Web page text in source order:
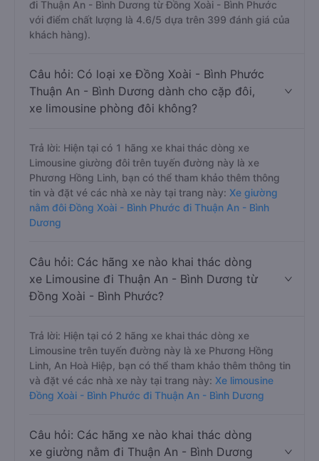
đi Thuận An - Bình Dương từ Đồng Xoài - Bình Phước
với điểm chất lượng là 4.6/5 dựa trên 399 đánh giá của
khách hàng).
Câu hỏi: Có loại xe Đồng Xoài - Bình Phước
Thuận An - Bình Dương dành cho cặp đôi,
xe limousine phòng đôi không?
Trả lời: Hiện tại có 1 hãng xe khai thác dòng xe
Limousine giường đôi trên tuyến đường này là xe
Phương Hồng Linh, bạn có thể tham khảo thêm thông
tin và đặt vé các nhà xe này tại trang này: Xe giường
nằm đôi Đồng Xoài - Bình Phước đi Thuận An - Bình
Dương
Câu hỏi: Các hãng xe nào khai thác dòng
xe Limousine đi Thuận An - Bình Dương từ
Đồng Xoài - Bình Phước?
Trả lời: Hiện tại có 2 hãng xe khai thác dòng xe
Limousine trên tuyến đường này là xe Phương Hồng
Linh, An Hoà Hiệp, bạn có thể tham khảo thêm thông tin
và đặt vé các nhà xe này tại trang này: Xe limousine
Đồng Xoài - Bình Phước đi Thuận An - Bình Dương
Câu hỏi: Các hãng xe nào khai thác dòng
xe giường nằm đi Thuận An - Bình Dương